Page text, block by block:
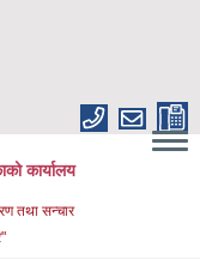
कार्यालय
तथा सन्चार